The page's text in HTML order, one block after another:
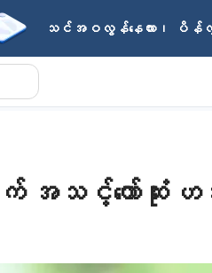
သင်အဝလွန်နေလား၊ ပိန်လွ
က် အသင့်တော်ဆုံး ဟ